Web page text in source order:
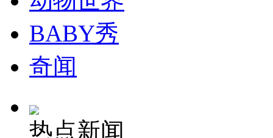
司机酒驾遇交警 急速倒车逃窜
BABY秀
奇闻
热点新闻